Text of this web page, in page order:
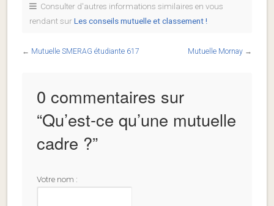
Consulter d'autres informations similaires en vous
rendant surLes conseils mutuelle et classement !
← Mutuelle SMERAG étudiante 617 Mutuelle Mornay →
0 commentaires sur
“Qu’est-ce qu’une mutuelle
cadre ?”
Votre nom :